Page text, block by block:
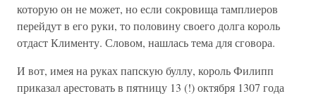
которую он не может, но если сокровища тамплиеров
перейдут в его руки, то половину своего долга король
отдаст Клименту. Словом, нашлась тема для сговора.
И вот, имея на руках папскую буллу, король Филипп
приказал арестовать в пятницу 13 (!) октября 1307 года